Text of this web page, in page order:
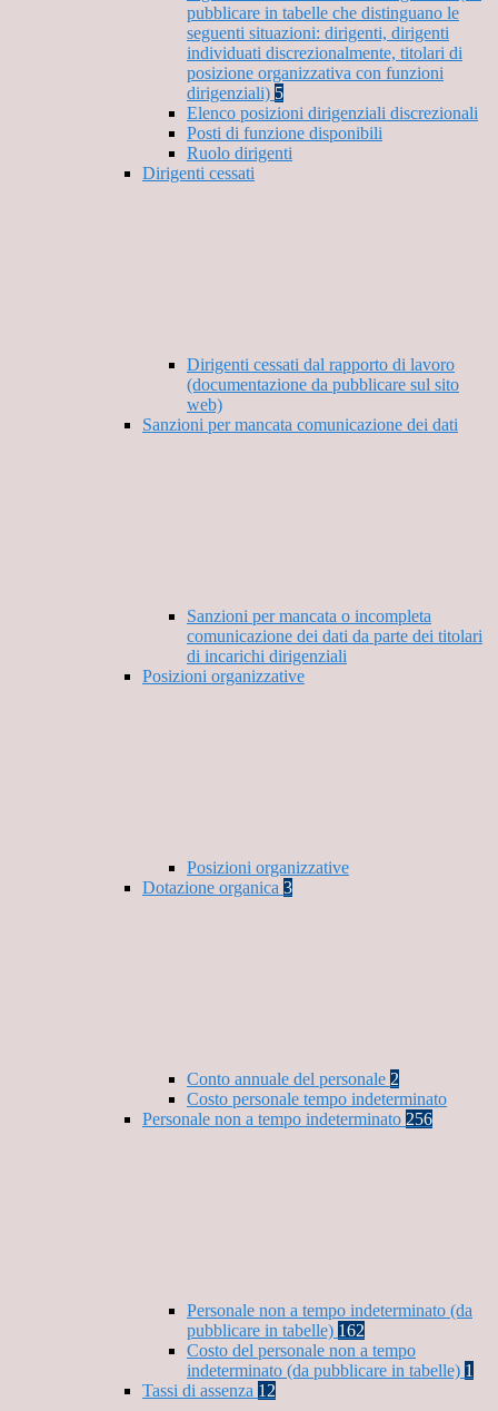
pubblicare in tabelle che distinguano le
seguenti situazioni: dirigenti, dirigenti
individuati discrezionalmente, titolari di
posizione organizzativa con funzioni
dirigenziali) 5
Elenco posizioni dirigenziali discrezionali
Posti di funzione disponibili
Ruolo dirigenti
Dirigenti cessati
Dirigenti cessati dal rapporto di lavoro
(documentazione da pubblicare sul sito
web)
Sanzioni per mancata comunicazione dei dati
Sanzioni per mancata o incompleta
comunicazione dei dati da parte dei titolari
di incarichi dirigenziali
Posizioni organizzative
Posizioni organizzative
Dotazione organica 3
Conto annuale del personale 2
Costo personale tempo indeterminato
Personale non a tempo indeterminato 256
Personale non a tempo indeterminato (da
pubblicare in tabelle) 162
Costo del personale non a tempo
indeterminato (da pubblicare in tabelle) 1
Tassi di assenza 12